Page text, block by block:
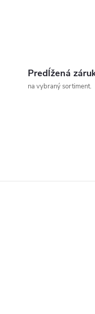
Predĺžená
na vybraný sortiment.